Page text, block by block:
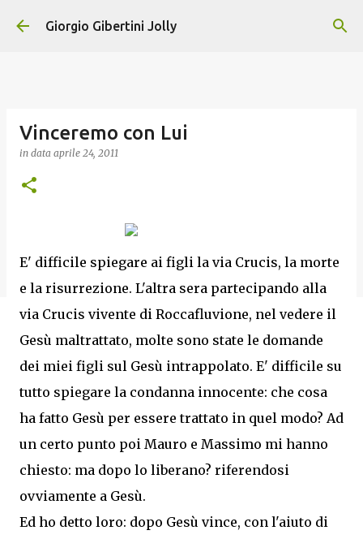
Passa ai contenuti principali
Giorgio Gibertini Jolly
Vinceremo con Lui
in data aprile 24, 2011
E' difficile spiegare ai figli la via Crucis, la morte
e la risurrezione. L'altra sera partecipando alla
via Crucis vivente di Roccafluvione, nel vedere il
Gesù maltrattato, molte sono state le domande
dei miei figli sul Gesù intrappolato. E' difficile su
tutto spiegare la condanna innocente: che cosa
ha fatto Gesù per essere trattato in quel modo? Ad
un certo punto poi Mauro e Massimo mi hanno
chiesto: ma dopo lo liberano? riferendosi
ovviamente a Gesù.
Ed ho detto loro: dopo Gesù vince, con l'aiuto di